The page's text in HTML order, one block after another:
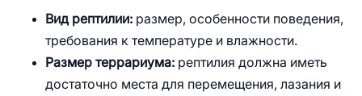
Вид рептилии: размер, особенности поведения,
требования к температуре и влажности.
Размер террариума: рептилия должна иметь
достаточно места для перемещения, лазания и